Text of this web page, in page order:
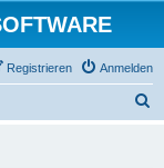
Anmelden
Registrieren